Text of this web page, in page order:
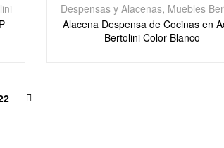
Despensas y Alacenas, Muebles
Alacena Despensa de Cocinas en
Bertolini Color Blanco